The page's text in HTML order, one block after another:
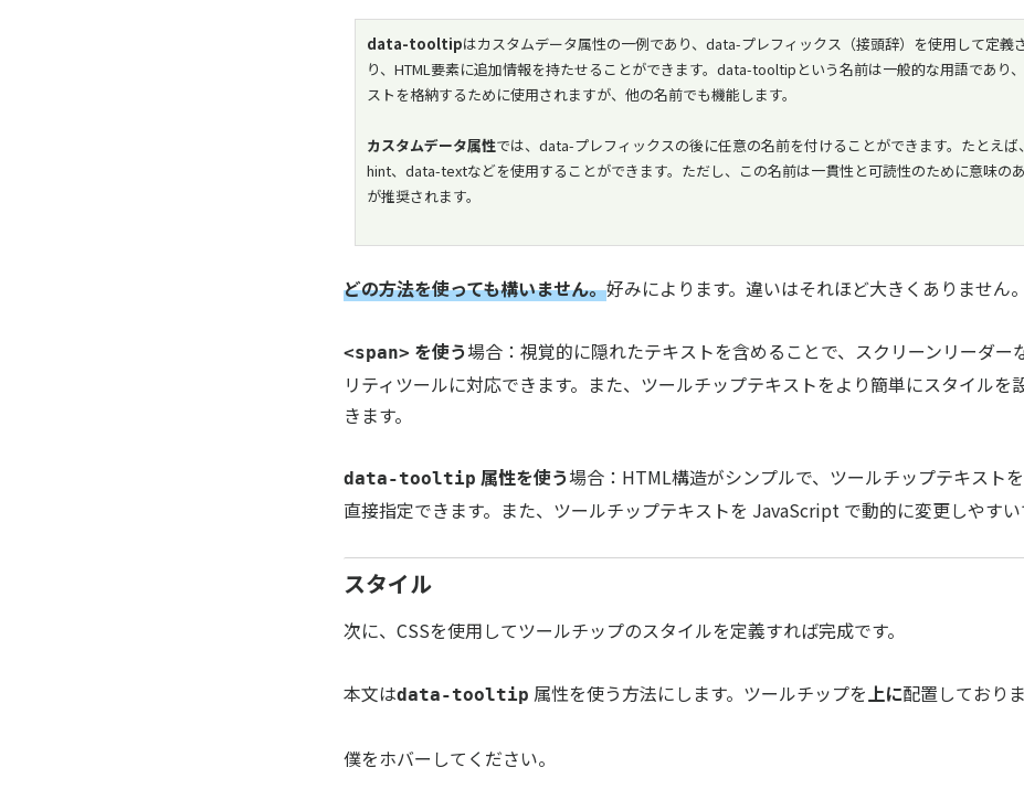
data-tooltipはカスタムデータ属性の一例であり、data-プレフィックス（接頭辞）を使用して定義
り、HTML要素に追加情報を持たせることができます。data-tooltipという名前は一般的な用語であり
ストを格納するために使用されますが、他の名前でも機能します。
カスタムデータ属性では、data-プレフィックスの後に任意の名前を付けることができます。たとえ
hint、data-textなどを使用することができます。ただし、この名前は一貫性と可読性のために意味の
が推奨されます。
どの方法を使っても構いません。好みによります。違いはそれほど大きくありません。
<span> を使う場合：視覚的に隠れたテキストを含めることで、スクリーンリーダー
リティツールに対応できます。また、ツールチップテキストをより簡単にスタイルを
きます。
data-tooltip 属性を使う場合：HTML構造がシンプルで、ツールチップテキスト
直接指定できます。また、ツールチップテキストを JavaScript で動的に変更しやすい
スタイル
次に、CSSを使用してツールチップのスタイルを定義すれば完成です。
本文はdata-tooltip 属性を使う方法にします。ツールチップを上に配置しておりま
僕をホバーしてください。